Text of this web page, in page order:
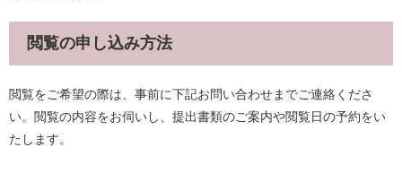
閲覧の申し込み方法
閲覧をご希望の際は、事前に下記お問い合わせまでご連絡くださ
い。閲覧の内容をお伺いし、提出書類のご案内や閲覧日の予約をい
たします。